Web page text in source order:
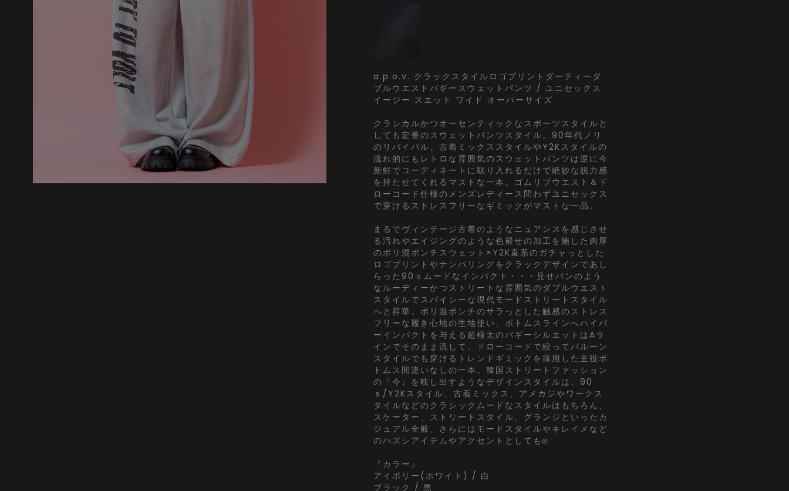
a.p.o.v. クラックスタイルロゴプリントダーティーダ
ブルウエストバギースウェットパンツ / ユニセックス
イージー スエット ワイド オーバーサイズ
クラシカルかつオーセンティックなスポーツスタイルと
しても定番のスウェットパンツスタイル。90年代ノリ
のリバイバル、古着ミックススタイルやY2Kスタイルの
流れ的にもレトロな雰囲気のスウェットパンツは逆に今
新鮮でコーディネートに取り入れるだけで絶妙な脱力感
を持たせてくれるマストな一本。ゴムリブウエスト＆ド
ローコード仕様のメンズレディース問わずユニセックス
で穿けるストレスフリーなギミックがマストな一品。
まるでヴィンテージ古着のようなニュアンスを感じさせ
る汚れやエイジングのような色褪せの加工を施した肉厚
のポリ混ポンチスウェット×Y2K直系のガチャっとした
ロゴプリントやナンバリングをクラックデザインであし
らった90ｓムードなインパクト・・・見せパンのよう
なルーディーかつストリートな雰囲気のダブルウエスト
スタイルでスパイシーな現代モードストリートスタイル
へと昇華。ポリ混ポンチのサラっとした触感のストレス
フリーな履き心地の生地使い、ボトムスラインへハイパ
ーインパクトを与える超極太のバギーシルエットはAラ
インでそのまま流して、ドローコードで絞ってバルーン
スタイルでも穿けるトレンドギミックを採用した主役ボ
トムス間違いなしの一本。韓国ストリートファッション
の『今』を映し出すようなデザインスタイルは、90
ｓ/Y2Kスタイル、古着ミックス、アメカジやワークス
タイルなどのクラシックムードなスタイルはもちろん、
スケーター、ストリートスタイル、グランジといったカ
ジュアル全般、さらにはモードスタイルやキレイメなど
のハズシアイテムやアクセントとしても◎
『カラー』
アイボリー(ホワイト) / 白
ブラック / 黒